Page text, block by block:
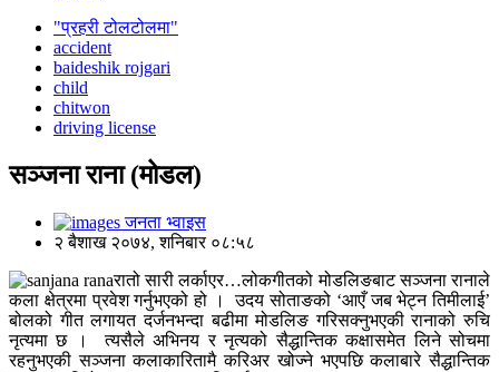
"प्रहरी टोलटोलमा"
accident
baideshik rojgari
child
chitwon
driving license
सञ्जना राना (मोडल)
जनता भ्वाइस
२ बैशाख २०७४, शनिबार ०८:५८
रातो सारी लर्काएर…लोकगीतको मोडलिङबाट सञ्जना रानाले
कला क्षेत्रमा प्रवेश गर्नुभएको हो । उदय सोताङको ‘आएँ जब भेट्न तिमीलाई’
बोलको गीत लगायत दर्जनभन्दा बढीमा मोडलिङ गरिसक्नुभएकी रानाको रुचि
नृत्यमा छ । त्यसैले अभिनय र नृत्यको सैद्धान्तिक कक्षासमेत लिने सोचमा
रहनुभएकी सञ्जना कलाकारितामै करिअर खोज्ने भएपछि कलाबारे सैद्धान्तिक